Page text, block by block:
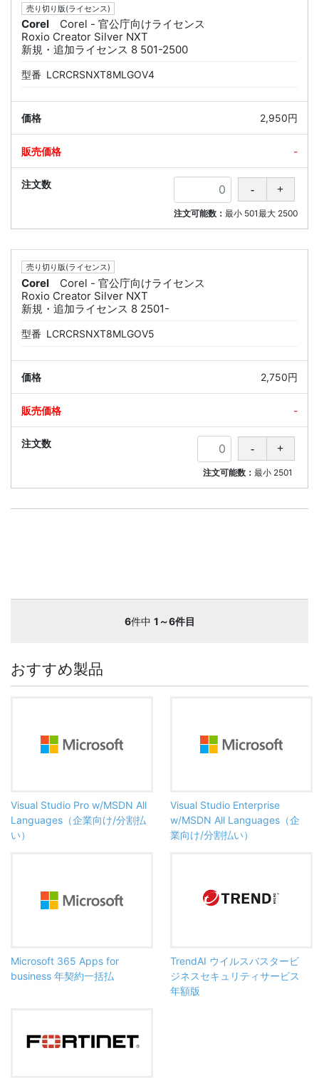
売り切り版(ライセンス)
Corel
Corel - 官公庁向けライセンス
Roxio Creator Silver NXT
新規・追加ライセンス 8 501-2500
型番 LCRCRSNXT8MLGOV4
2,950円
-
注文可能数： 最小 501最大 2500
売り切り版(ライセンス)
Corel
Corel - 官公庁向けライセンス
Roxio Creator Silver NXT
新規・追加ライセンス 8 2501-
型番 LCRCRSNXT8MLGOV5
2,750円
-
注文可能数： 最小 2501
6件中 1～6件目
おすすめ製品
Visual Studio Pro w/MSDN All
Languages（企業向け/分割払
い）
Visual Studio Enterprise
w/MSDN All Languages（企
業向け/分割払い）
Microsoft 365 Apps for
business 年契約一括払
TrendAI ウイルスバスタービ
ジネスセキュリティサービス
年額版